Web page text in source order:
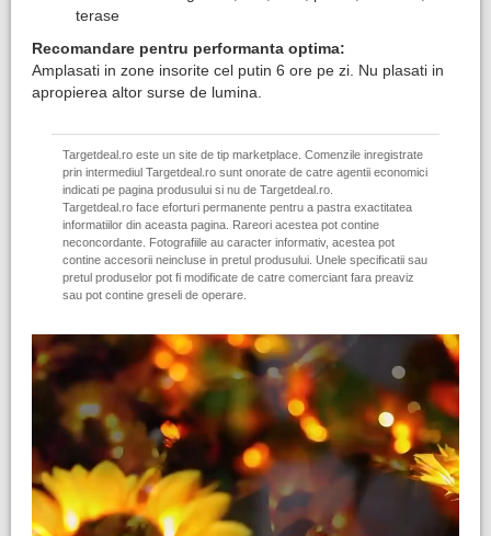
terase
Recomandare pentru performanta optima:
Amplasati in zone insorite cel putin 6 ore pe zi. Nu plasati in
apropierea altor surse de lumina.
Targetdeal.ro este un site de tip marketplace. Comenzile inregistrate
prin intermediul Targetdeal.ro sunt onorate de catre agentii economici
indicati pe pagina produsului si nu de Targetdeal.ro.
Targetdeal.ro face eforturi permanente pentru a pastra exactitatea
informatiilor din aceasta pagina. Rareori acestea pot contine
neconcordante. Fotografiile au caracter informativ, acestea pot
contine accesorii neincluse in pretul produsului. Unele specificatii sau
pretul produselor pot fi modificate de catre comerciant fara preaviz
sau pot contine greseli de operare.